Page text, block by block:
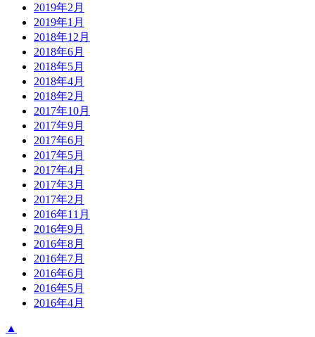
2019年2月
2019年1月
2018年12月
2018年6月
2018年5月
2018年4月
2018年2月
2017年10月
2017年9月
2017年6月
2017年5月
2017年4月
2017年3月
2017年2月
2016年11月
2016年9月
2016年8月
2016年7月
2016年6月
2016年5月
2016年4月
▲